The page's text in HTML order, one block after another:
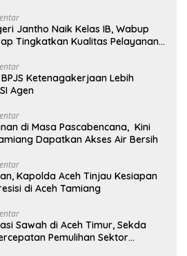
Jantho Naik Kelas IB, Wabup
Tingkatkan Kualitas Pelayanan
Ketenagakerjaan Lebih
Agen
di Masa Pascabencana, Kini
Dapatkan Akses Air Bersih
Kapolda Aceh Tinjau Kesiapan
di Aceh Tamiang
Sawah di Aceh Timur, Sekda
Pemulihan Sektor